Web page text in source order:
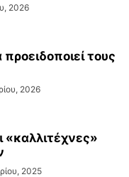
2026
τους
2026
«καλλιτέχνες»
2025